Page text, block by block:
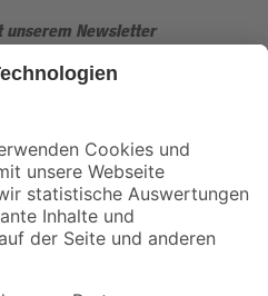
unserem Newsletter
und Aktionen mehr verpassen!